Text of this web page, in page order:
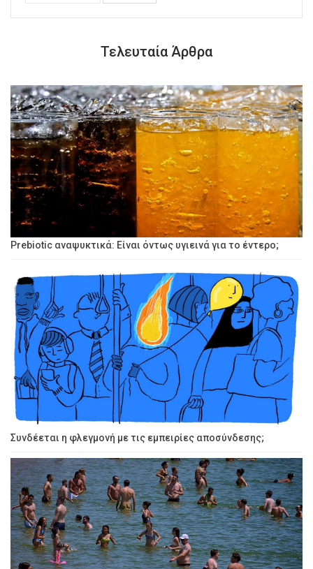
Τελευταία Άρθρα
Prebiotic αναψυκτικά: Είναι όντως υγιεινά για το έντερο;
Συνδέεται η φλεγμονή με τις εμπειρίες αποσύνδεσης;